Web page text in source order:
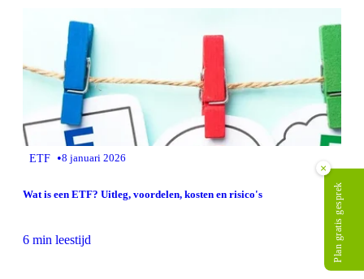
ETF •8 januari 2026
Wat is een ETF? Uitleg, voordelen, kosten en risico's
6 min leestijd
×
Plan gratis gesprek